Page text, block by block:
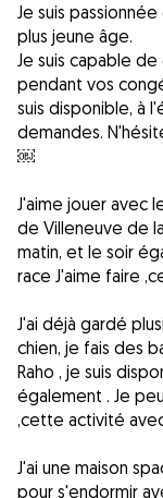
Je suis
plus jeune âge.
Je suis capable
pendant vos
suis disponible, à
demandes.
￼
J'aime jouer avec
de Villeneuve de
matin, et le soir
race J'aime faire
J'ai déjà gardé
chien, je fais des
Raho , je suis
également . Je
,cette activité
J'ai une maison
pour s'endormir